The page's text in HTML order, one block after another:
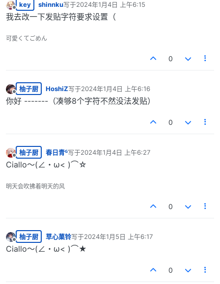
离线
key shinnku写于2024年1月4日 上午6:15
最后由 编辑
我去改一下发贴字符要求设置（
可愛くてごめん
0
离线
柚子厨 HoshiZ写于2024年1月4日 上午6:16
最后由 编辑
你好 -------（凑够8个字符不然没法发贴）
0
离线
柚子厨 春日青ᴳ写于2024年1月4日 上午6:27
最后由 编辑
Ciallo～(∠・ω< )⌒☆
明天会吹拂着明天的风
0
离线
柚子厨 草心菓铃写于2024年1月5日 上午6:17
最后由 编辑
Ciallo～(∠・ω< )⌒★
0